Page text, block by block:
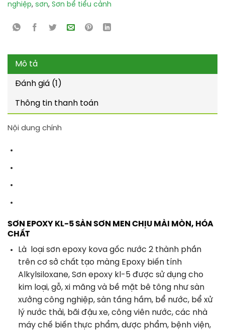
nghiệp, sơn, Sơn bể tiểu cảnh
Mô tả
Đánh giá (1)
Thông tin thanh toán
Nội dung chính
SƠN EPOXY KL-5 SÀN SƠN MEN CHỊU MÀI MÒN, HÓA
CHẤT
Là loại sơn epoxy kova gốc nước 2 thành phần
trên cơ sở chất tạo màng Epoxy biến tính
Alkylsiloxane, Sơn epoxy kl-5 được sử dụng cho
kim loại, gỗ, xi măng và bề mặt bê tông như sàn
xưởng công nghiệp, sàn tầng hầm, bể nước, bể xử
lý nước thải, bãi đậu xe, công viên nước, các nhà
máy chế biến thực phẩm, dược phẩm, bệnh viện,